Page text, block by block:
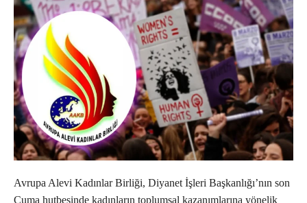
Avrupa Alevi Kadınlar Birliği, Diyanet İşleri Başkanlığı’nın son
Cuma hutbesinde kadınların toplumsal kazanımlarına yönelik